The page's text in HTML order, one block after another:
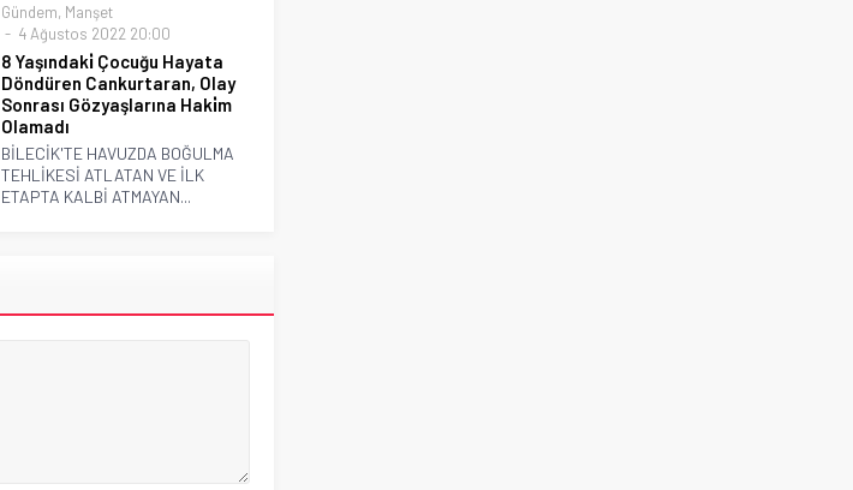
Gündem, Manşet
4 Ağustos 2022 20:00
8 Yaşındaki̇ Çocuğu Hayata
Döndüren Cankurtaran, Olay
Sonrası Gözyaşlarına Haki̇m
Olamadı
BİLECİK'TE HAVUZDA BOĞULMA
TEHLİKESİ ATLATAN VE İLK
ETAPTA KALBİ ATMAYAN...